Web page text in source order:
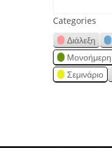
Categories
Διάλεξη
Μονοήμερη
Σεμινάριο